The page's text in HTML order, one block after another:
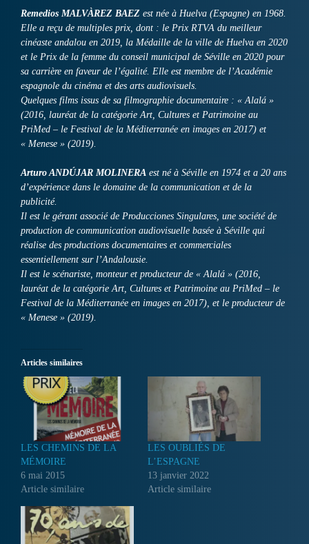
Remedios MALVÀREZ BAEZ est née à Huelva (Espagne) en 1968.
Elle a reçu de multiples prix, dont : le Prix RTVA du meilleur
cinéaste andalou en 2019, la Médaille de la ville de Huelva en 2020
et le Prix de la femme du conseil municipal de Séville en 2020 pour
sa carrière en faveur de l’égalité. Elle est membre de l’Académie
espagnole du cinéma et des arts audiovisuels.
Quelques films issus de sa filmographie documentaire : « Alalá »
(2016, lauréat de la catégorie Art, Cultures et Patrimoine au
PriMed – le Festival de la Méditerranée en images en 2017) et
« Menese » (2019).
Arturo ANDÚJAR MOLINERA est né à Séville en 1974 et a 20 ans
d’expérience dans le domaine de la communication et de la
publicité.
Il est le gérant associé de Producciones Singulares, une société de
production de communication audiovisuelle basée à Séville qui
réalise des productions documentaires et commerciales
essentiellement sur l’Andalousie.
Il est le scénariste, monteur et producteur de « Alalá » (2016,
lauréat de la catégorie Art, Cultures et Patrimoine au PriMed – le
Festival de la Méditerranée en images en 2017), et le producteur de
« Menese » (2019).
Articles similaires
LES CHEMINS DE LA
MÉMOIRE
6 mai 2015
Article similaire
LES OUBLIÉS DE
L’ESPAGNE
13 janvier 2022
Article similaire